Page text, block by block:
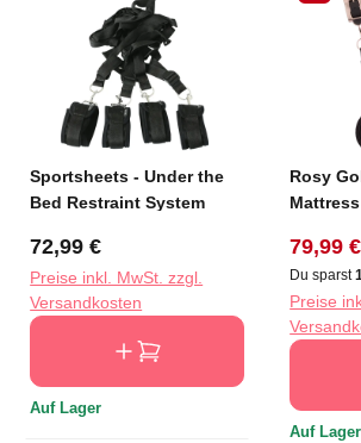
Sportsheets - Under the
Bed Restraint System
Regulärer Preis:
72,99 €
Preise inkl. MwSt. zzgl.
Versandkosten
Auf Lager
Rosy
79,99 €
Du sparst
Preise
Auf Lager